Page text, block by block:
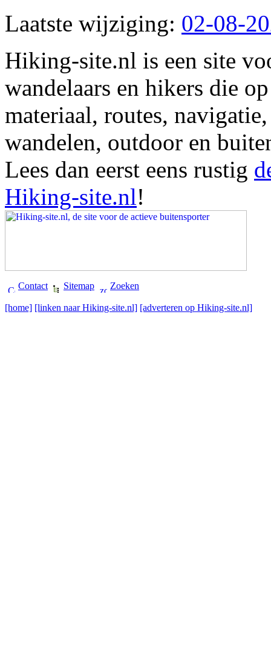
Laatste wijziging: 02-08-
Hiking-site.nl is een site
wandelaars en hikers die
materiaal, routes,
wandelen, outdoor en
Lees dan eerst eens rustig
Hiking-site.nl!
Contact Sitemap Zoeken
[home] [linken naar Hiking-site.nl] [adverteren op Hiking-site.nl]